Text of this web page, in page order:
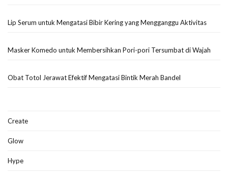
Lip Serum untuk Mengatasi Bibir Kering yang Mengganggu Aktivitas
Masker Komedo untuk Membersihkan Pori-pori Tersumbat di Wajah
Obat Totol Jerawat Efektif Mengatasi Bintik Merah Bandel
Create
Glow
Hype